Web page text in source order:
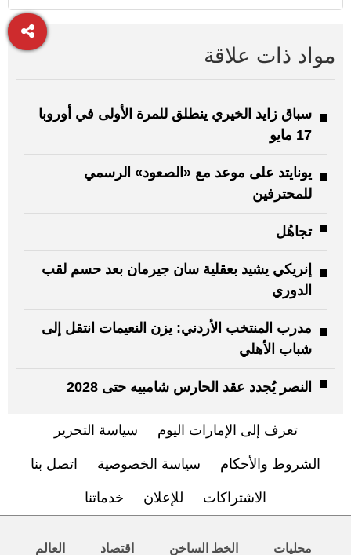
مواد ذات علاقة
سباق زايد الخيري ينطلق للمرة الأولى في أوروبا
17 مايو
يونايتد على موعد مع «الصعود» الرسمي
للمحترفين
تجاهُل
إنريكي يشيد بعقلية سان جيرمان بعد حسم لقب
الدوري
مدرب المنتخب الأردني: يزن النعيمات انتقل إلى
شباب الأهلي
النصر يُجدد عقد الحارس شامبيه حتى 2028
تعرف إلى الإمارات اليوم سياسة التحرير
الشروط والأحكام سياسة الخصوصية اتصل بنا
الاشتراكات للإعلان خدماتنا
محليات الخط الساخن اقتصاد العالم